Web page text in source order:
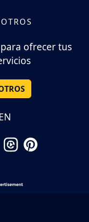
ofrecer tus